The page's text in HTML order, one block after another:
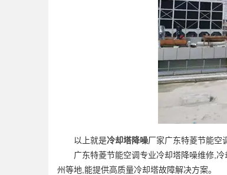
以上就是冷却塔降噪厂家广东特菱节能空
广东特菱节能空调专业冷却塔降噪维修,
州等地,能提供高质量冷却塔故障解决方案。